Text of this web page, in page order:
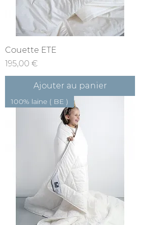
Couette ETE
Prix
195,00 €
Ajouter au panier
100% laine ( BE )